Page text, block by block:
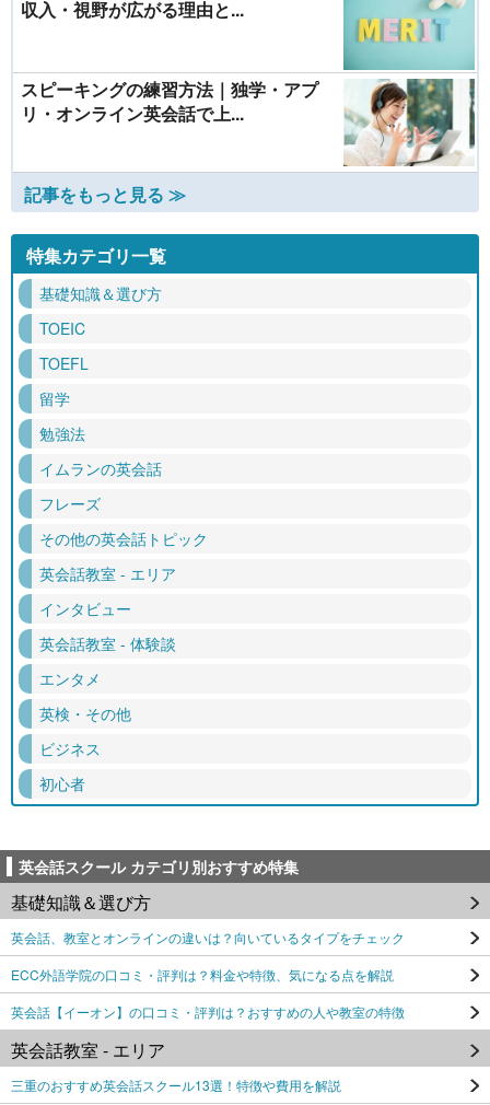
収入・視野が広がる理由と...
スピーキングの練習方法｜独学・アプ
リ・オンライン英会話で上...
記事をもっと見る ≫
特集カテゴリ一覧
基礎知識＆選び方
TOEIC
TOEFL
留学
勉強法
イムランの英会話
フレーズ
その他の英会話トピック
英会話教室 - エリア
インタビュー
英会話教室 - 体験談
エンタメ
英検・その他
ビジネス
初心者
英会話スクール カテゴリ別おすすめ特集
基礎知識＆選び方
英会話、教室とオンラインの違いは？向いているタイプをチェック
ECC外語学院の口コミ・評判は？料金や特徴、気になる点を解説
英会話【イーオン】の口コミ・評判は？おすすめの人や教室の特徴
英会話教室 - エリア
三重のおすすめ英会話スクール13選！特徴や費用を解説